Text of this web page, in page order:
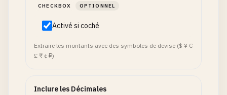
CHECKBOX OPTIONNEL
Activé si coché
Extraire les montants avec des symboles de devise ($ ¥ €
£ ₹ ¢ ₽)
Inclure les Décimales